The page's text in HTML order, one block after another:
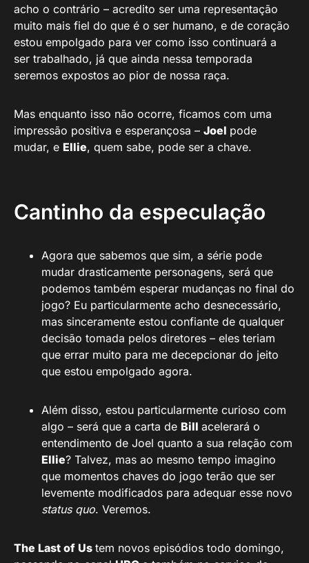
acho o contrário – acredito ser uma representação
muito mais fiel do que é o ser humano, e de coração
estou empolgado para ver como isso continuará a
ser trabalhado, já que ainda nessa temporada
seremos expostos ao pior de nossa raça.
Mas enquanto isso não ocorre, ficamos com uma
impressão positiva e esperançosa – Joel pode
mudar, e Ellie, quem sabe, pode ser a chave.
Cantinho da especulação
Agora que sabemos que sim, a série pode
mudar drasticamente personagens, será que
podemos também esperar mudanças no final do
jogo? Eu particularmente acho desnecessário,
mas sinceramente estou confiante de qualquer
decisão tomada pelos diretores – eles teriam
que errar muito para me decepcionar do jeito
que estou empolgado agora.
Além disso, estou particularmente curioso com
algo – será que a carta de Bill acelerará o
entendimento de Joel quanto a sua relação com
Ellie? Talvez, mas ao mesmo tempo imagino
que momentos chaves do jogo terão que ser
levemente modificados para adequar esse novo
status quo. Veremos.
The Last of Us tem novos episódios todo domingo,